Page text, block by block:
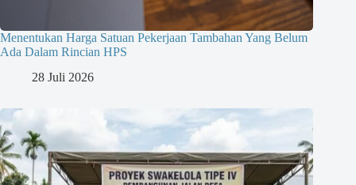
Menentukan Harga Satuan Pekerjaan Tambahan Yang Belum
Ada Dalam Rincian HPS
28 Juli 2026